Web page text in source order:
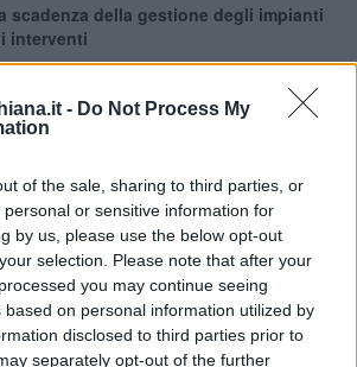
- Do Not Process My
of the sale, sharing to third parties, or
or sensitive information for
by us, please use the below opt-out
selection. Please note that after your
you may continue seeing
based on personal information utilized by
disclosed to third parties prior to
separately opt-out of the further
scadenza della gestione degli impianti
interventi
di rotta nel rapporto fra municipio e
comunali. Con un’apposita delibera di
ha dato l’ok alla proroga della gestione
operatori sportivi. Si tratta di una
alcune realtà, laddove è stata riscontrata
di manutenzione straordinaria, ovvero
comunale.